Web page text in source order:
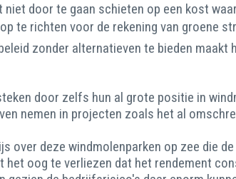
door te gaan schieten op een kost
te richten voor de rekening van groene
zonder alternatieven te bieden
door zelfs hun al grote positie in
nemen in projecten zoals het al
deze windmolenparken op zee die
oog te verliezen dat het rendement